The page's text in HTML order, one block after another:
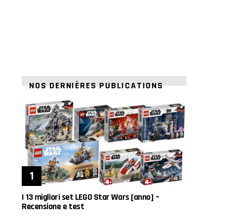
NOS DERNIÈRES PUBLICATIONS
I 13 migliori set LEGO Star Wars [anno] –
Recensione e test